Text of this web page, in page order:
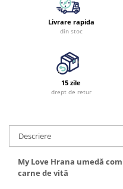
Livrare rapida
din stoc
15 zile
drept de retur
Descriere
My Love Hrana umedă
carne de vită